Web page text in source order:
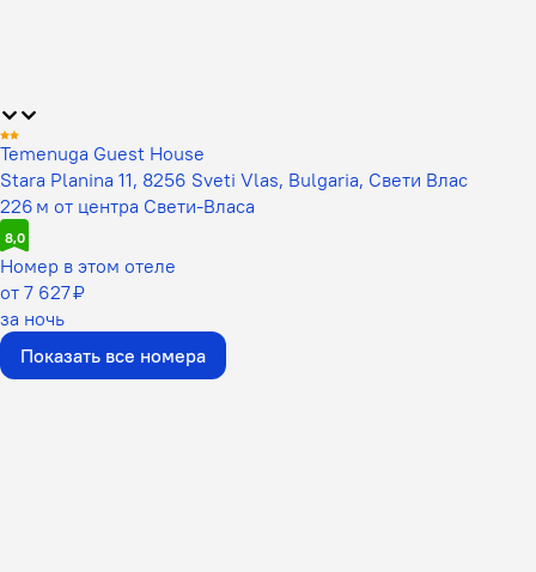
Temenuga Guest House
Stara Planina 11, 8256 Sveti Vlas, Bulgaria, Свети Влас
226 м от центра Свети-Власа
8,0
Номер в этом отеле
от 7 627 ₽
за ночь
Показать все номера